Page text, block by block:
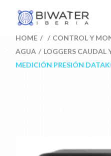
content
HOME
CONTROL Y
AGUA
LOGGERS CAUDAL
MEDICIÓN PRESIÓN